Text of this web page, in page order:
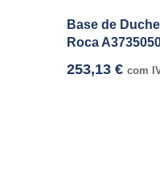
Base de
Roca
253,13 € com